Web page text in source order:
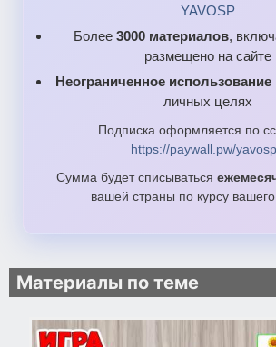
YAVOSP
Более 3000 материалов,
размещено на сайте
Неограниченное использование
личных целях
Подписка оформляется по
https://paywall.pw/yavosp
Сумма будет списываться
вашей страны по курсу вашего
Материалы по теме